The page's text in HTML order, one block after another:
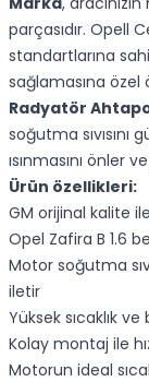
parçasıdır. Opell
standartlarına
sağlamasına özel
Radyatör
soğutma sıvısını
ısınmasını önler
Ürün özellikleri:
GM orijinal kalite
Opel Zafira B 1.6
Motor soğutma
iletir
Yüksek sıcaklık
Kolay montaj ile
Motorun ideal